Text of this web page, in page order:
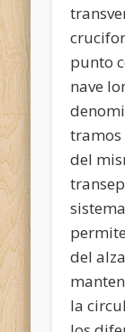
punto
nave
tramos
del
del
la